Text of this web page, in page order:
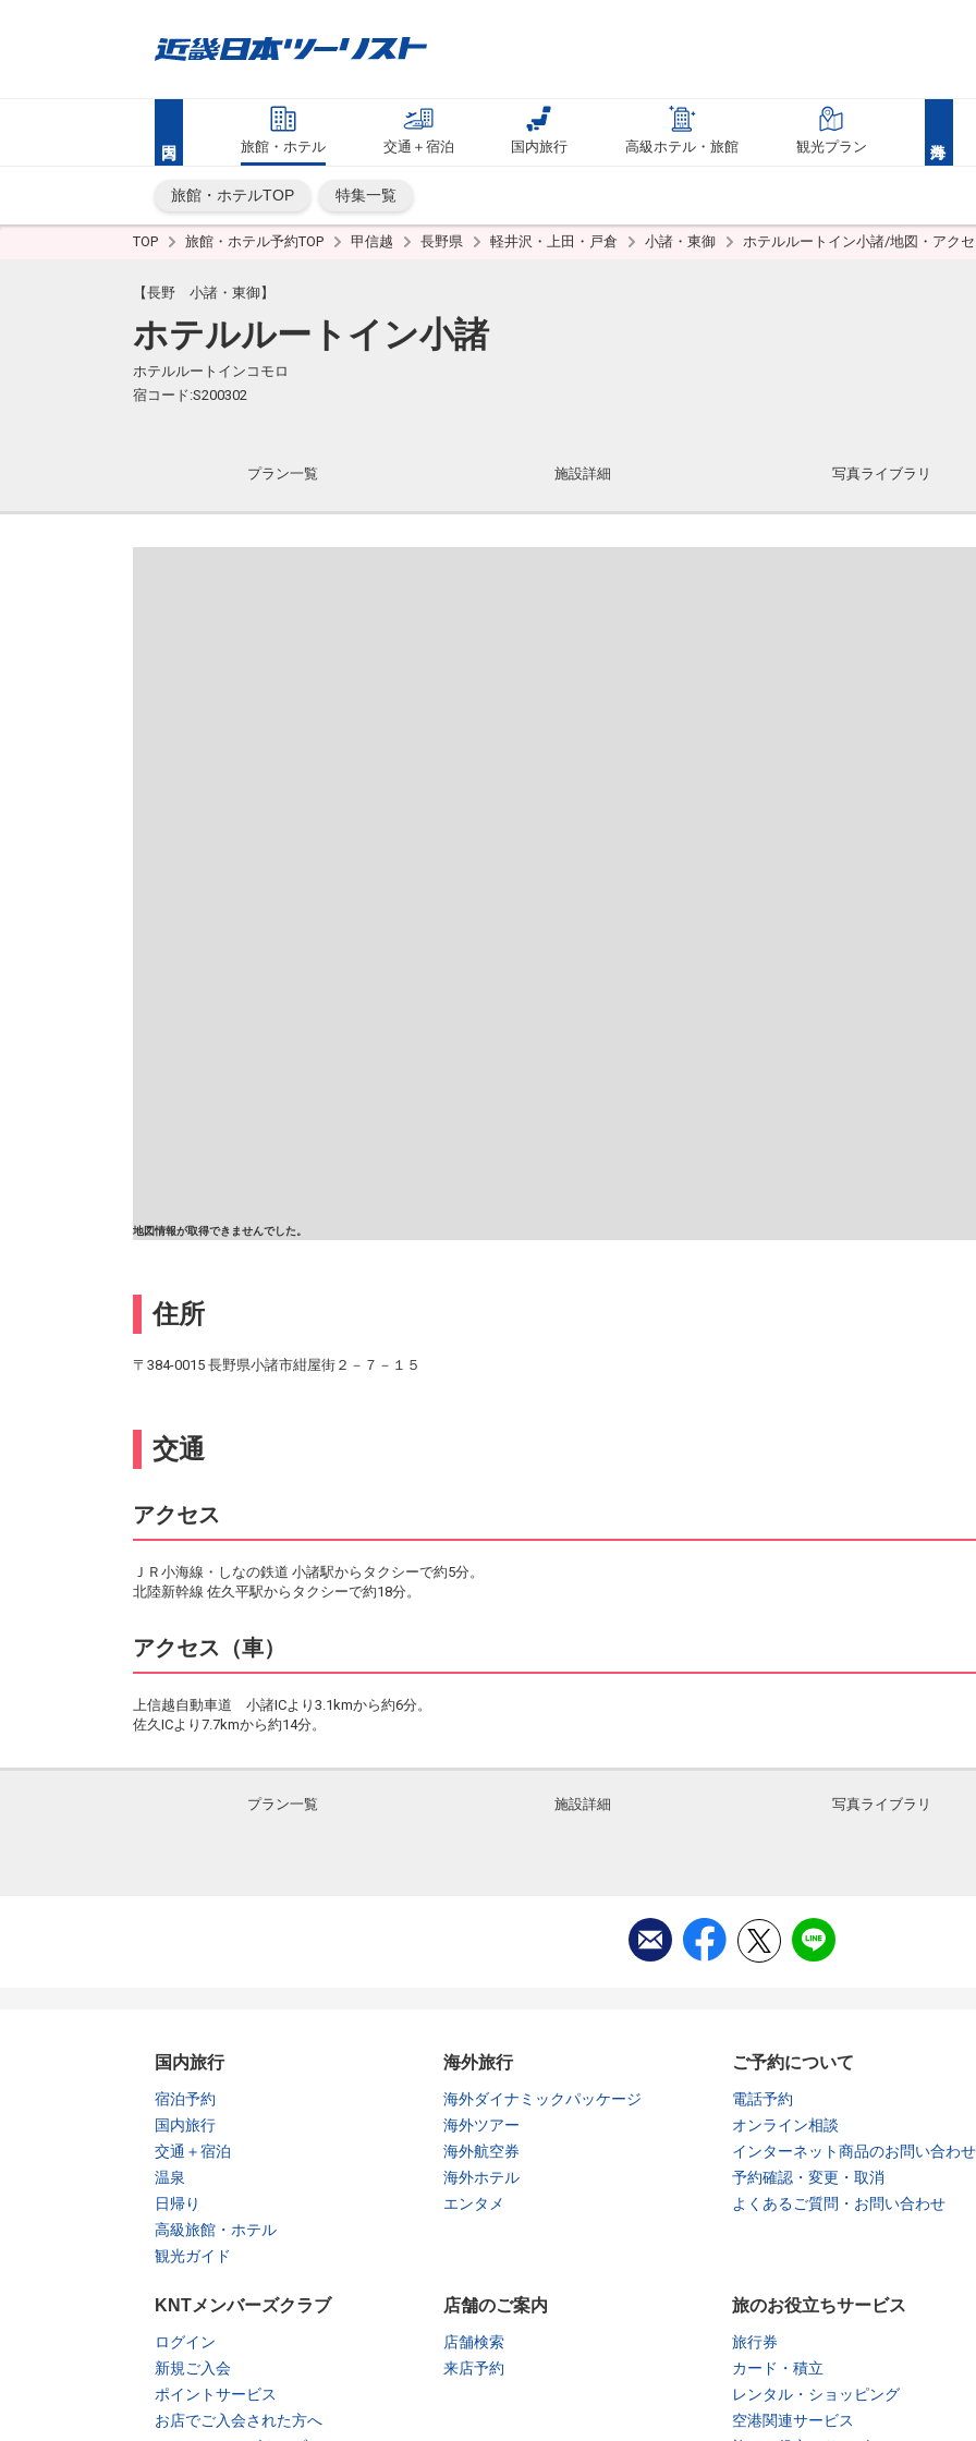
旅館・ホテル 交通＋宿泊 国内旅行 高級ホテル・旅館 観光プラン
旅館・ホテルTOP 特集一覧
TOP 旅館・ホテル予約TOP 甲信越 長野県 軽井沢・上田・戸倉 小諸・東御 ホテルルートイン小諸/地図・アク
【長野 小諸・東御】
ホテルルートイン小諸
ホテルルートインコモロ
宿コード:S200302
プラン一覧 施設詳細 写真ライブラリ
地図情報が取得できませんでした。
住所
〒384-0015 長野県小諸市紺屋街２－７－１５
交通
アクセス
ＪＲ小海線・しなの鉄道 小諸駅からタクシーで約5分。
北陸新幹線 佐久平駅からタクシーで約18分。
アクセス（車）
上信越自動車道 小諸ICより3.1kmから約6分。
佐久ICより7.7kmから約14分。
プラン一覧 施設詳細 写真ライブラリ
国内旅行
宿泊予約
国内旅行
交通＋宿泊
温泉
日帰り
高級旅館・ホテル
観光ガイド
海外旅行
海外ダイナミックパッケージ
海外ツアー
海外航空券
海外ホテル
エンタメ
ご予約について
電話予約
オンライン相談
インターネット商品のお問い合わせ
予約確認・変更・取消
よくあるご質問・お問い合わせ
KNTメンバーズクラブ
ログイン
新規ご入会
ポイントサービス
お店でご入会された方へ
店舗のご案内
店舗検索
来店予約
旅のお役立ちサービス
旅行券
カード・積立
レンタル・ショッピング
空港関連サービス